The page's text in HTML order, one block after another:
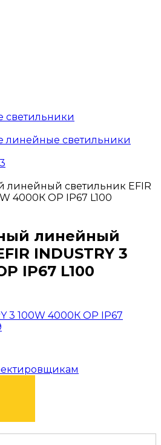
светильники
светильник EFIR
4000К OP IP67 L100
линейный
INDUSTRY 3
IP67 L100